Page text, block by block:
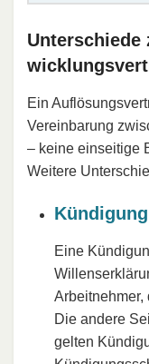
Ein
Vereinbarung
– keine einseitige
Weitere
Kündigung
Eine
Arbeitnehmer,
Die andere
gelten